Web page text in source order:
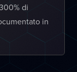
di
in